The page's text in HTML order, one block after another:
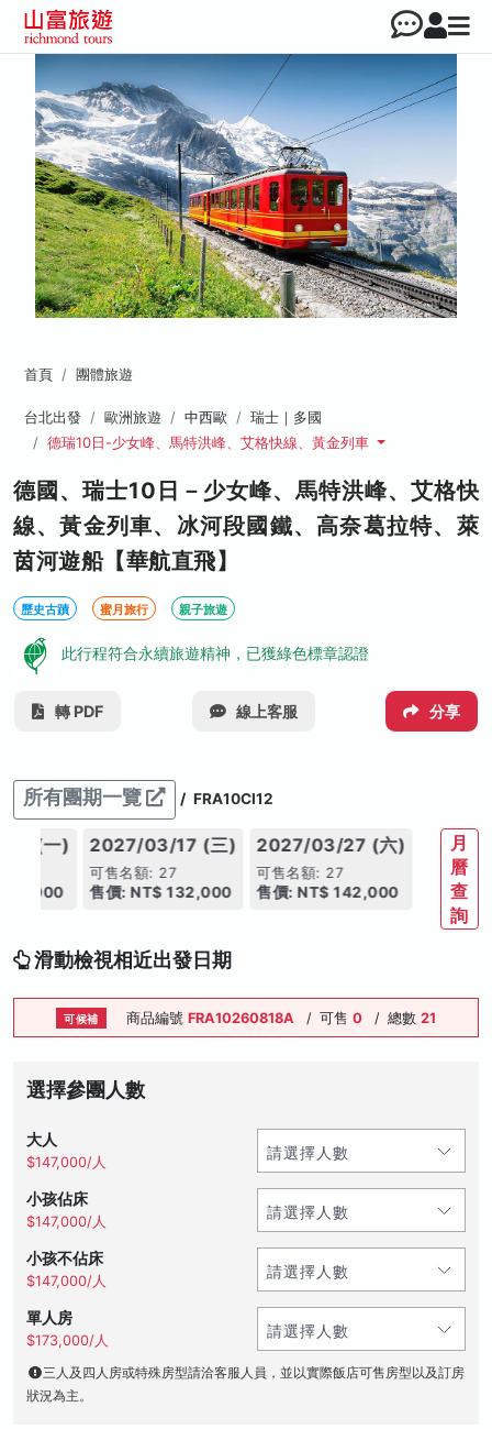
首頁 團體旅遊
台北出發 歐洲旅遊 中西歐
瑞士｜多國
德瑞10日-少女峰、馬特洪峰、艾格快線、黃金列車
德國、瑞士10日－少女峰、馬特洪峰、艾格快
線、黃金列車、冰河段國鐵、高奈葛拉特、萊
茵河遊船【華航直飛】
歷史古蹟 蜜月旅行 親子旅遊
此行程符合永續旅遊精神，已獲綠色標章認證
轉 PDF 線上客服 分享
所有團期一覽 / FRA10CI12
(一) 2027/03/17 (三)
可售名額: 27
售價: NT$ 132,000
2027/03/27 (六)
可售名額: 27
售價: NT$ 142,000
月
曆
查
詢
滑動檢視相近出發日期
可候補 商品編號 FRA10260818A / 可售 0 / 總數 21
選擇參團人數
大人
$147,000/人
小孩佔床
$147,000/人
小孩不佔床
$147,000/人
單人房
$173,000/人
三人及四人房或特殊房型請洽客服人員，並以實際飯店可售房型以及訂房
狀況為主。